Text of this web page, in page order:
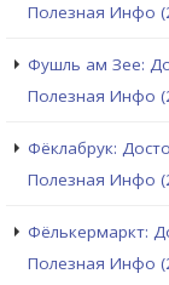
Полезная Инфо
Фушль ам Зее:
Полезная Инфо
Фёклабрук:
Полезная Инфо
Фёлькермаркт:
Полезная Инфо